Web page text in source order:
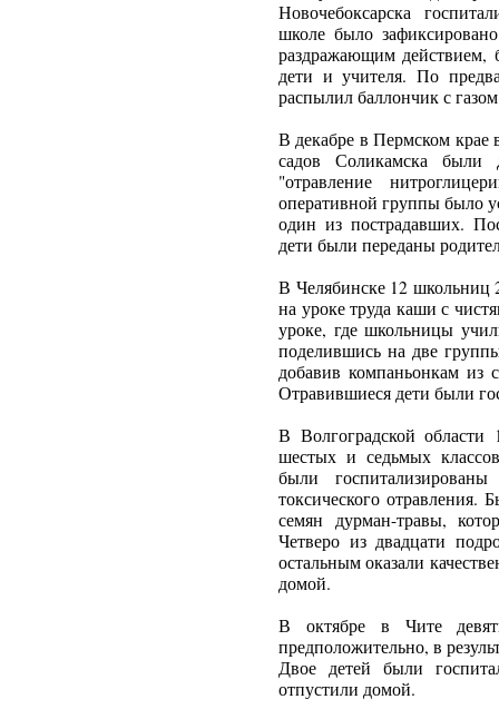
Новочебоксарска
школе было
раздражающим действием,
дети и учителя. По
распылил баллончик с
В декабре в Пермском крае
садов Соликамска были
"отравление
оперативной группы было
один из пострадавших.
дети были переданы
В Челябинске 12 школьниц
на уроке труда каши с
уроке, где школьницы
поделившись на две
добавив компаньонкам
Отравившиеся дети были
В Волгоградской области
шестых и седьмых
были
токсического отравления.
семян дурман-травы,
Четверо из двадцати
остальным оказали
домой.
В октябре в Чите
предположительно, в
Двое детей были
отпустили домой.